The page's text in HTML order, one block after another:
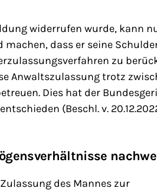
widerrufen wurde, kann
dass er seine
zu
Anwaltszulassung trotz
Dies hat der
(Beschl. v.
des Mannes zur